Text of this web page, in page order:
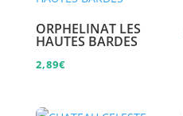
ORPHELINAT LES
HAUTES BARDES
2,89€